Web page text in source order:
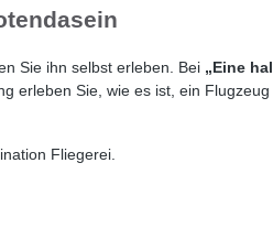
Sie ihn selbst erleben. Bei „Eine
erleben Sie, wie es ist, ein
Fliegerei.